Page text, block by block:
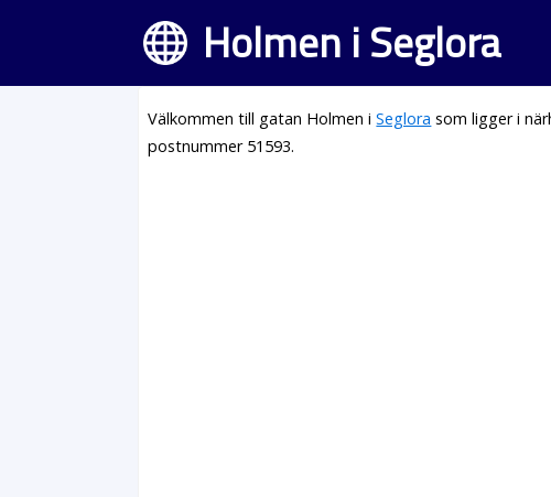
Holmen i Seglora
Välkommen till gatan Holmen iSeglora som ligger i
postnummer 51593.